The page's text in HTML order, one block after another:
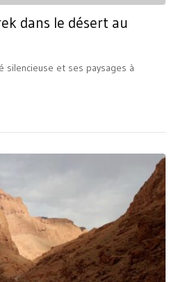
dans le désert au
silencieuse et ses paysages à